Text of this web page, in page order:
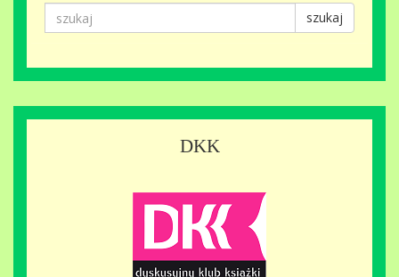
szukaj
DKK